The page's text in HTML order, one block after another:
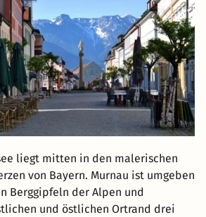
liegt mitten in den malerischen
von Bayern. Murnau ist umgeben
Berggipfeln der Alpen und
und östlichen Ortrand drei